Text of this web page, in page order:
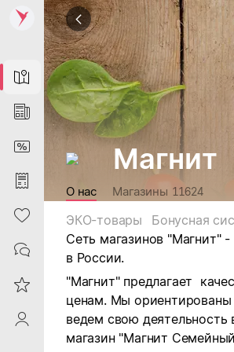
Map
News
DiscountCard
Purchases
Heart
Contacts
Reviews
ProfileSaby
Магнит
О нас Магазины 11624
ЭКО-товары Бонусная
Сеть магазинов "Магнит"
в России.
"Магнит" предлагает
ценам. Мы ориентированы
ведем свою деятельность
магазин "Магнит